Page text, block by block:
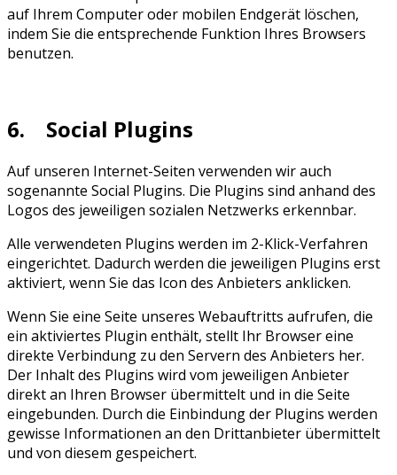
auf Ihrem Computer oder mobilen Endgerät löschen,
indem Sie die entsprechende Funktion Ihres Browsers
benutzen.
6. Social Plugins
Auf unseren Internet-Seiten verwenden wir auch
sogenannte Social Plugins. Die Plugins sind anhand des
Logos des jeweiligen sozialen Netzwerks erkennbar.
Alle verwendeten Plugins werden im 2-Klick-Verfahren
eingerichtet. Dadurch werden die jeweiligen Plugins erst
aktiviert, wenn Sie das Icon des Anbieters anklicken.
Wenn Sie eine Seite unseres Webauftritts aufrufen, die
ein aktiviertes Plugin enthält, stellt Ihr Browser eine
direkte Verbindung zu den Servern des Anbieters her.
Der Inhalt des Plugins wird vom jeweiligen Anbieter
direkt an Ihren Browser übermittelt und in die Seite
eingebunden. Durch die Einbindung der Plugins werden
gewisse Informationen an den Drittanbieter übermittelt
und von diesem gespeichert.